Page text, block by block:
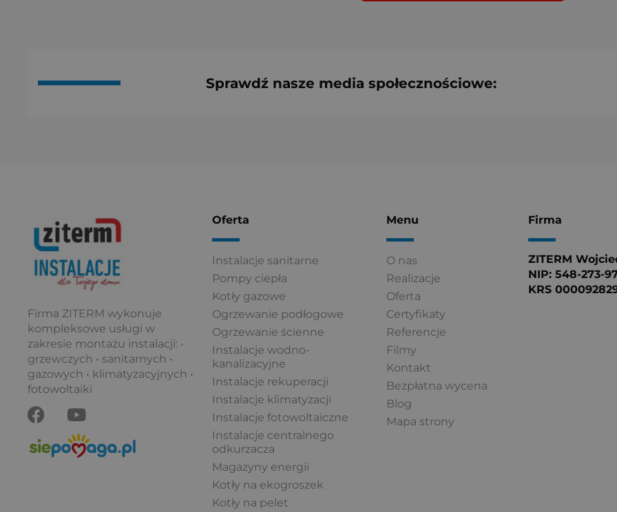
Sprawdź nasze media społecznościowe:
Firma ZITERM wykonuje
kompleksowe usługi w
zakresie montażu instalacji: •
grzewczych • sanitarnych •
gazowych • klimatyzacyjnych •
fotowoltaiki
F
a
c
e
Y
o
u
t
Oferta
Instalacje sanitarne
Pompy ciepła
Kotły gazowe
Ogrzewanie podłogowe
Ogrzewanie ścienne
Instalacje wodno-
kanalizacyjne
Instalacje rekuperacji
Instalacje klimatyzacji
Instalacje fotowoltaiczne
Instalacje centralnego
odkurzacza
Magazyny energii
Kotły na ekogroszek
Kotły na pelet
Menu
O nas
Realizacje
Oferta
Certyfikaty
Referencje
Filmy
Kontakt
Bezpłatna wycena
Blog
Mapa strony
Firma
ZITERM
NIP: 548-273-
KRS